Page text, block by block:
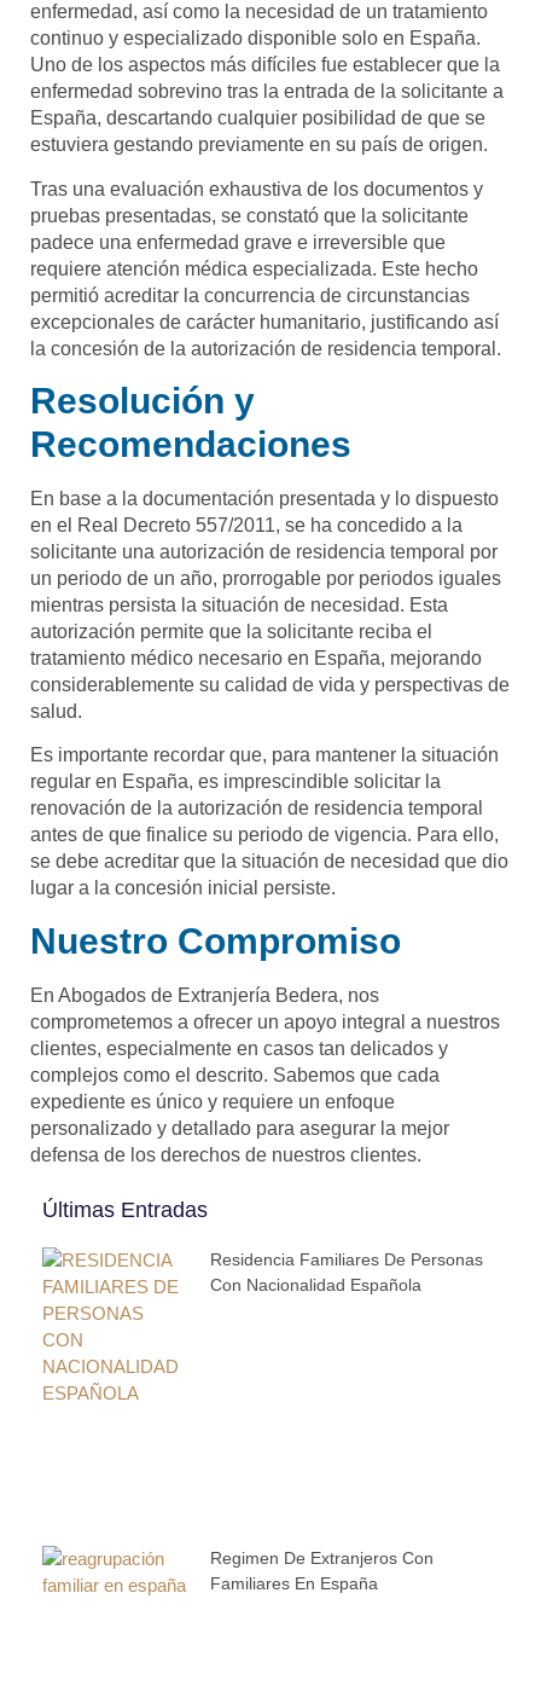
enfermedad, así como la necesidad de un tratamiento
continuo y especializado disponible solo en España.
Uno de los aspectos más difíciles fue establecer que la
enfermedad sobrevino tras la entrada de la solicitante a
España, descartando cualquier posibilidad de que se
estuviera gestando previamente en su país de origen.
Tras una evaluación exhaustiva de los documentos y
pruebas presentadas, se constató que la solicitante
padece una enfermedad grave e irreversible que
requiere atención médica especializada. Este hecho
permitió acreditar la concurrencia de circunstancias
excepcionales de carácter humanitario, justificando así
la concesión de la autorización de residencia temporal.
Resolución y
Recomendaciones
En base a la documentación presentada y lo dispuesto
en el Real Decreto 557/2011, se ha concedido a la
solicitante una autorización de residencia temporal por
un periodo de un año, prorrogable por periodos iguales
mientras persista la situación de necesidad. Esta
autorización permite que la solicitante reciba el
tratamiento médico necesario en España, mejorando
considerablemente su calidad de vida y perspectivas de
salud.
Es importante recordar que, para mantener la situación
regular en España, es imprescindible solicitar la
renovación de la autorización de residencia temporal
antes de que finalice su periodo de vigencia. Para ello,
se debe acreditar que la situación de necesidad que dio
lugar a la concesión inicial persiste.
Nuestro Compromiso
En Abogados de Extranjería Bedera, nos
comprometemos a ofrecer un apoyo integral a nuestros
clientes, especialmente en casos tan delicados y
complejos como el descrito. Sabemos que cada
expediente es único y requiere un enfoque
personalizado y detallado para asegurar la mejor
defensa de los derechos de nuestros clientes.
Últimas Entradas
Residencia Familiares De Personas
Con Nacionalidad Española
Regimen De Extranjeros Con
Familiares En España